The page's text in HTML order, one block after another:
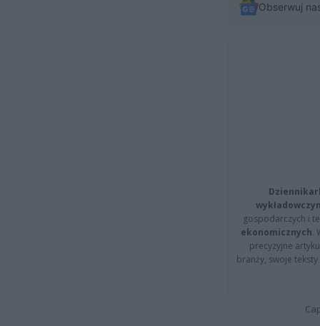
Obserwuj
gospodarczych i
ekonomicznych.
precyzyjne
branży, swoje